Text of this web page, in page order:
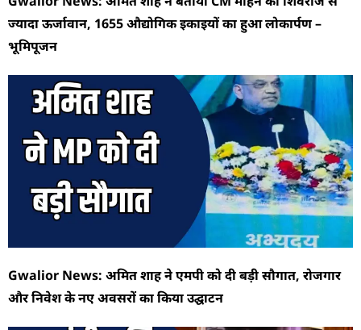
ज्यादा ऊर्जावान, 1655 औद्योगिक इकाइयों का हुआ लोकार्पण –
भूमिपूजन
Gwalior News: अमित शाह ने एमपी को दी बड़ी सौगात, रोजगार
और निवेश के नए अवसरों का किया उद्घाटन